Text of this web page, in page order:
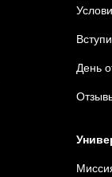
День